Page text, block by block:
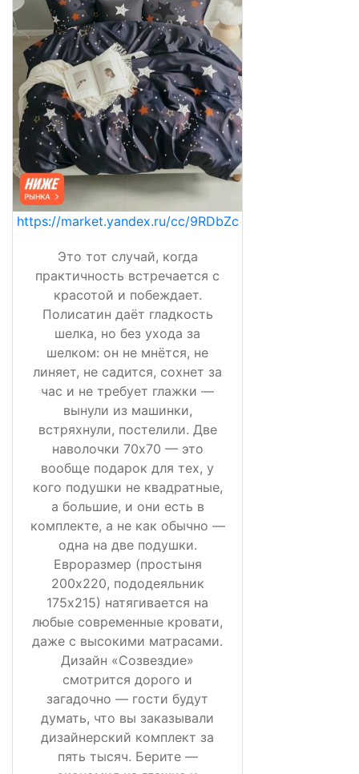
https://market.yandex.ru/cc/9RDbZc
Это тот случай, когда
практичность встречается с
красотой и побеждает.
Полисатин даёт гладкость
шелка, но без ухода за
шелком: он не мнётся, не
линяет, не садится, сохнет за
час и не требует глажки —
вынули из машинки,
встряхнули, постелили. Две
наволочки 70х70 — это
вообще подарок для тех, у
кого подушки не квадратные,
а большие, и они есть в
комплекте, а не как обычно —
одна на две подушки.
Евроразмер (простыня
200х220, пододеяльник
175х215) натягивается на
любые современные кровати,
даже с высокими матрасами.
Дизайн «Созвездие»
смотрится дорого и
загадочно — гости будут
думать, что вы заказывали
дизайнерский комплект за
пять тысяч. Берите —